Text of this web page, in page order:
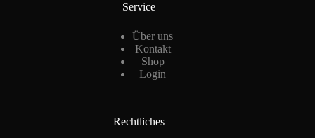
Service
Über uns
Kontakt
Shop
Login
Rechtliches